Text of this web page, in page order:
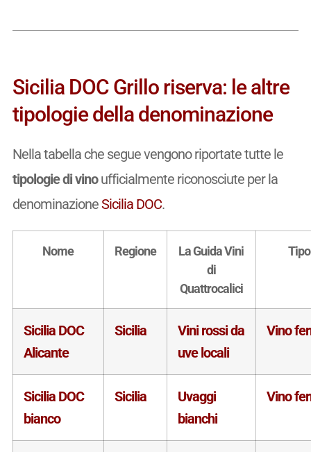
Sicilia DOC Grillo riserva: le altre
tipologie della denominazione
Nella tabella che segue vengono riportate tutte le
tipologie di vinoufficialmente riconosciute per la
denominazioneSicilia DOC.
Nome Regione
La Guida Vini
di
Quattrocalici
Tipo
Sicilia DOC
Alicante
Sicilia
Vini rossi da
uve locali
Vino
Sicilia DOC
bianco
Sicilia
Uvaggi
bianchi
Vino